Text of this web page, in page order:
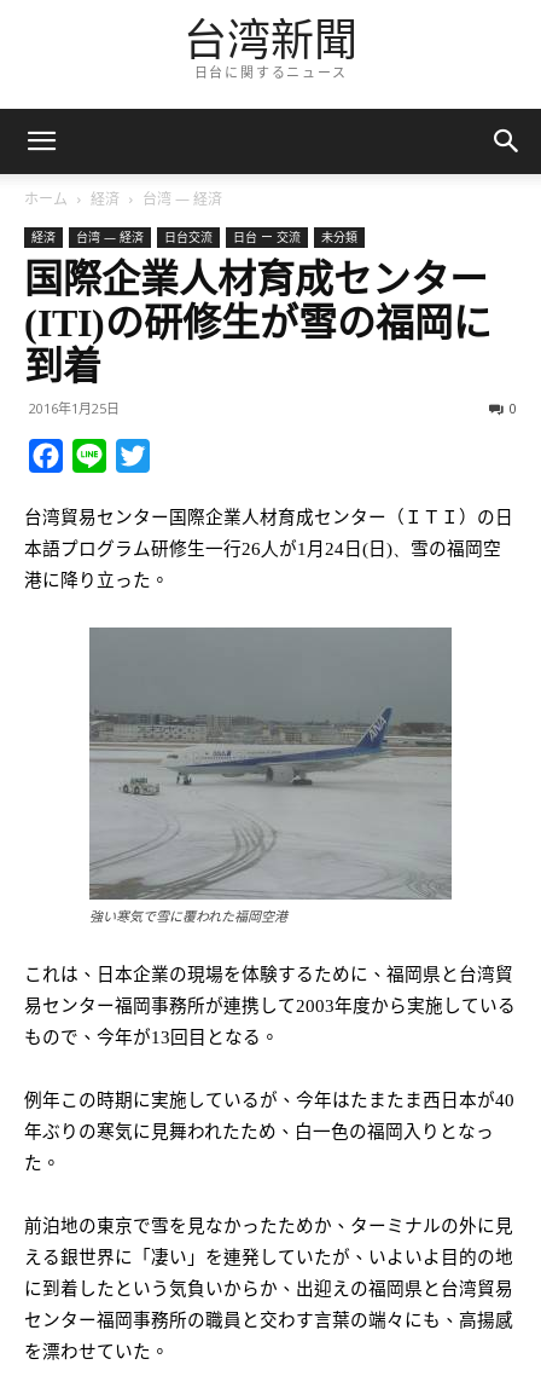
台湾新聞
日台に関するニュース
ホーム 経済 台湾 — 経済
経済 台湾 — 経済 日台交流 日台 ー 交流 未分類
国際企業人材育成センター
(ITI)の研修生が雪の福岡に
到着
2016年1月25日 0
Facebook
Line
台湾貿易センター国際企業人材育成センター（ＩＴＩ）の日
本語プログラム研修生一行26人 が1 月 24日 (日 )、 雪の福岡空
港に降り立った。
強い寒気で雪に覆われた福岡空港
これは、日本企業の現場を体験するために、福岡県と台湾貿
易センター福岡事務所が連携して2003年度から実施している
もので、今年が13 回目となる。
例年この時期に実施しているが、今年はたまたま西日本が40
年ぶりの寒気に見舞われたため、白一色の福岡入りとなっ
た。
前泊地の東京で雪を見なかったためか、ターミナルの外に見
える銀世界に「凄い」を連発していたが、いよいよ目的の地
に到着したという気負いからか、出迎えの福岡県と台湾貿易
センター福岡事務所の職員と交わす言葉の端々にも、高揚感
を漂わせていた。